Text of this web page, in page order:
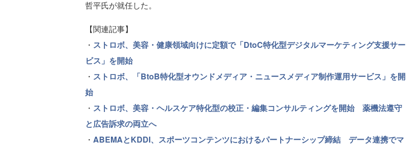
哲平氏が就任した。
【関連記事】
・ ストロボ、美容・健康領域向けに定額で「DtoC特化型デジタルマーケティング支援サー
ビス」を開始
・ ストロボ、「BtoB特化型オウンドメディア・ニュースメディア制作運用サービス」を開
始
・ ストロボ、美容・ヘルスケア特化型の校正・編集コンサルティングを開始 薬機法遵守
と広告訴求の両立へ
・ ABEMAとKDDI、スポーツコンテンツにおけるパートナーシップ締結 データ連携でマ